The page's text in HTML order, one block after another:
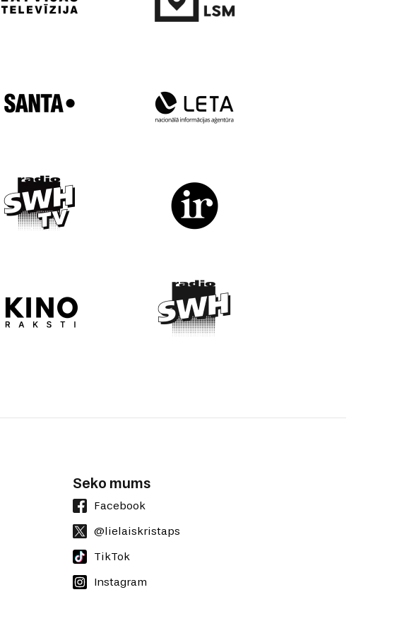
Seko mums
Facebook
@lielaiskristaps
TikTok
Instagram